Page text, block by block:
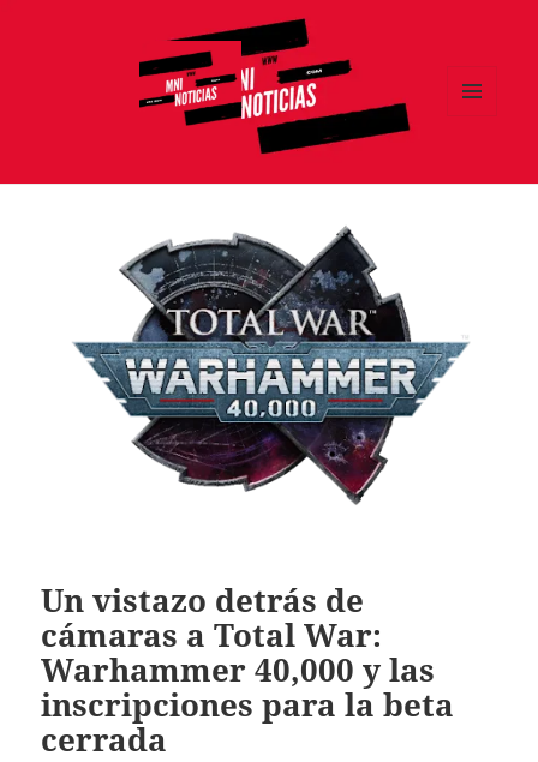
Un vistazo detrás de
cámaras a Total War:
Warhammer 40,000 y las
inscripciones para la beta
cerrada